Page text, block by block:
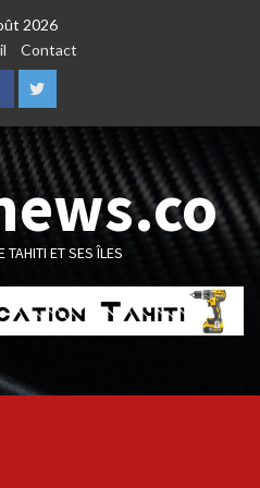
2026
Contact
Twitter
TAHITI ET SES ÎLES